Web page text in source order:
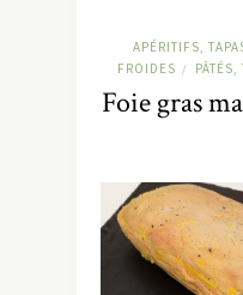
APÉRITIFS,
FROIDES /
Foie gras